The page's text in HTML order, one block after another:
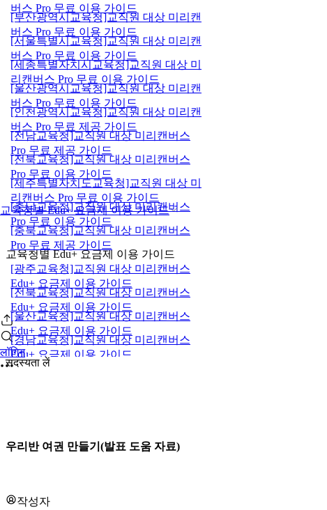
교육청별 Edu+ 요금제 이용 가이드
लॉगिन
버스 Pro 무료 이용 가이드
[부산광역시교육청]교직원 대상 미리캔
버스 Pro 무료 이용 가이드
[서울특별시교육청]교직원 대상 미리캔
버스 Pro 무료 이용 가이드
[세종특별자치시교육청]교직원 대상 미
리캔버스 Pro 무료 이용 가이드
[울산광역시교육청]교직원 대상 미리캔
버스 Pro 무료 이용 가이드
[인천광역시교육청]교직원 대상 미리캔
버스 Pro 무료 제공 가이드
[전남교육청]교직원 대상 미리캔버스
Pro 무료 제공 가이드
[전북교육청]교직원 대상 미리캔버스
Pro 무료 이용 가이드
[제주특별자치도교육청]교직원 대상 미
리캔버스 Pro 무료 이용 가이드
[충남교육청]교직원 대상 미리캔버스
Pro 무료 이용 가이드
[충북교육청]교직원 대상 미리캔버스
Pro 무료 제공 가이드
교육청별 Edu+ 요금제 이용 가이드
[광주교육청]교직원 대상 미리캔버스
Edu+ 요금제 이용 가이드
[전북교육청]교직원 대상 미리캔버스
Edu+ 요금제 이용 가이드
[울산교육청]교직원 대상 미리캔버스
Edu+ 요금제 이용 가이드
[경남교육청]교직원 대상 미리캔버스
Edu+ 요금제 이용 가이드
सदस्यता लें
우리반 여권 만들기(발표 도움 자료)
작성자